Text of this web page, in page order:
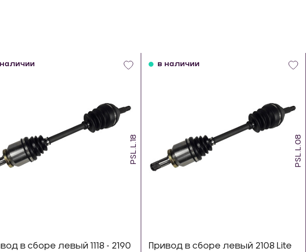
PSL.L.18
в сборе левый 1118 - 2190
PSL.L.08
в наличии
Привод в сборе левый 2108 Lite